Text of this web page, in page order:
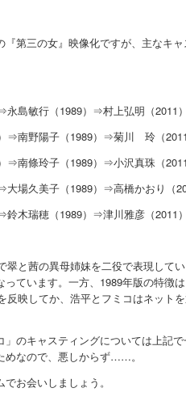
『第三の女』映像化ですが、主なキ
島敏行（1989）⇒村上弘明（2011）
⇒南野陽子（1989）⇒菊川 玲（2011
南條玲子（1989）⇒小沢真珠（2011
場久美子（1989）⇒高橋かおり（
木瑞穂（1989）⇒津川雅彦（2011）
翠と茜の異母姉妹を二役で表現して
っています。一方、1989年版の特徴
反映してか、浩平とフミコはネット
のキャスティングについては上記で
めなので、悪しからず……。
お会いしましょう。